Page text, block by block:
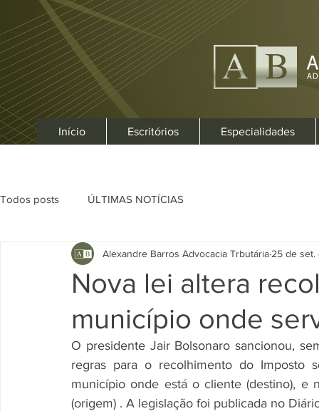
Início Escritórios Especialidades
Todos posts ÚLTIMAS NOTÍCIAS
Nova lei altera
município onde
Alexandre Barros Advocacia Trbutária 25 de
O presidente Jair Bolsonaro sancionou,
regras para o recolhimento do Imposto
município onde está o cliente (destino), e
(origem) . A legislação foi publicada no